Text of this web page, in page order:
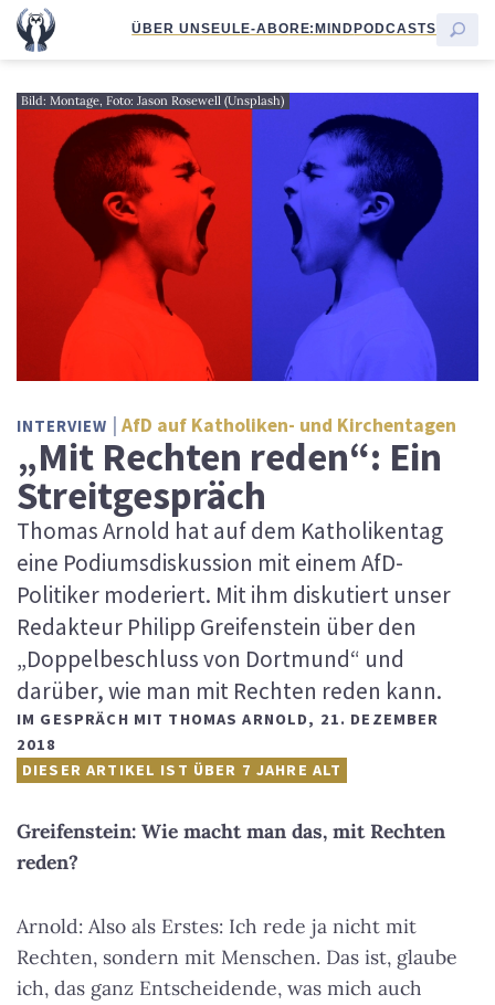
ÜBER UNSEULE-ABORE:MINDPODCASTS
Bild: Montage, Foto: Jason Rosewell (Unsplash)
INTERVIEW AfD auf Katholiken- und Kirchentagen
„Mit Rechten reden“: Ein
Streitgespräch
Thomas Arnold hat auf dem Katholikentag
eine Podiumsdiskussion mit einem AfD-
Politiker moderiert. Mit ihm diskutiert unser
Redakteur Philipp Greifenstein über den
„Doppelbeschluss von Dortmund“ und
darüber, wie man mit Rechten reden kann.
IM GESPRÄCH MIT THOMAS ARNOLD, 21. DEZEMBER
2018
DIESER ARTIKEL IST ÜBER 7 JAHRE ALT
Greifenstein: Wie macht man das, mit Rechten
reden?
Arnold: Also als Erstes: Ich rede ja nicht mit
Rechten, sondern mit Menschen. Das ist, glaube
ich, das ganz Entscheidende, was mich auch